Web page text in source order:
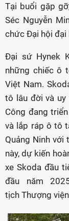
Tại buổi gặp
Séc Nguyễn
chức Đại hội đại
Đại sứ Hynek
những chiếc ô
Việt Nam.
tô lâu đời và uy
Công đang
và lắp ráp ô tô
Quảng Ninh với
này, dự kiến
xe Skoda đầu
đầu năm
tịch Thượng